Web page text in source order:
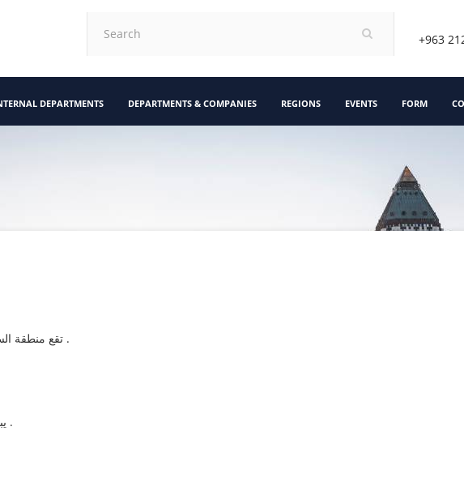
+963
DEPARTMENTS DEPARTMENTS & COMPANIES REGIONS EVENTS FORM
تقع منطقة السفيرة جنوب شرق مدينة حلب .
نسمة .